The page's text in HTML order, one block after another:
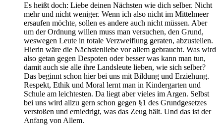
Es heißt doch: Liebe deinen Nächsten wie dich selber. Nicht
mehr und nicht weniger. Wenn ich also nicht im Mittelmeer
ersaufen möchte, sollen es andere auch nicht müssen. Aber
um der Ordnung willen muss man versuchen, den Grund,
weswegen Leute in totale Verzweiflung geraten, abzustellen.
Hierin wäre die Nächstenliebe vor allem gebraucht. Was wird
also getan gegen Despoten oder besser was kann man tun,
damit auch sie alle ihre Landsleute lieben, wie sich selber?
Das beginnt schon hier bei uns mit Bildung und Erziehung.
Respekt, Ethik und Moral lernt man in Kindergarten und
Schule am leichtesten. Da liegt aber vieles im Argen. Selbst
bei uns wird allzu gern schon gegen §1 des Grundgesetzes
verstoßen und erniedrigt, was das Zeug hält. Und das ist der
Anfang von Allem.